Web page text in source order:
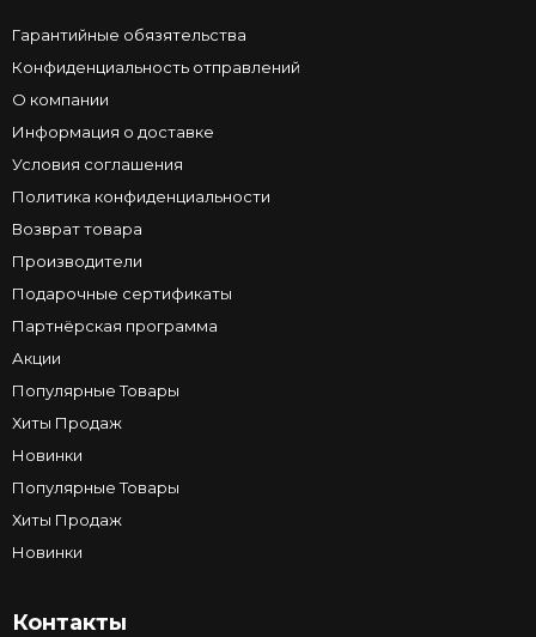
Гарантийные обязятельства
Конфиденциальность отправлений
О компании
Информация о доставке
Условия соглашения
Политика конфиденциальности
Возврат товара
Производители
Подарочные сертификаты
Партнёрская программа
Акции
Популярные Товары
Хиты Продаж
Новинки
Популярные Товары
Хиты Продаж
Новинки
Контакты